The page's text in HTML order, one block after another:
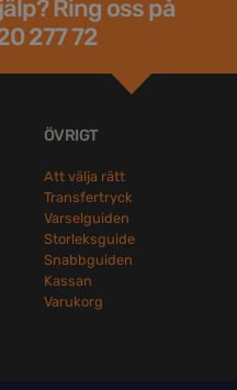
Ring oss på
277 72
ÖVRIGT
Att välja rätt
Transfertryck
Varselguiden
Storleksguide
Snabbguiden
Kassan
Varukorg